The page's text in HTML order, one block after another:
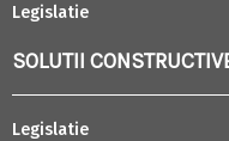
Legislatie
SOLUTII
Legislatie